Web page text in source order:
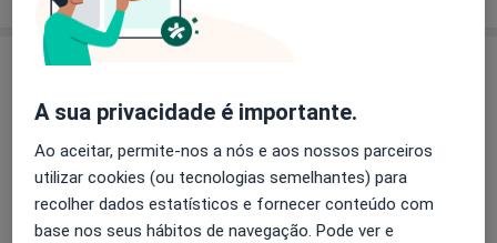
Serviços
Branqueamento Dentário
Destartarização
A sua privacidade é importante.
Ao aceitar, permite-nos a nós e aos nossos parceiros
utilizar cookies (ou tecnologias semelhantes) para
recolher dados estatísticos e fornecer conteúdo com
base nos seus hábitos de navegação. Pode ver e